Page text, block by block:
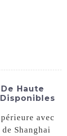
Haute
avec
Shanghai